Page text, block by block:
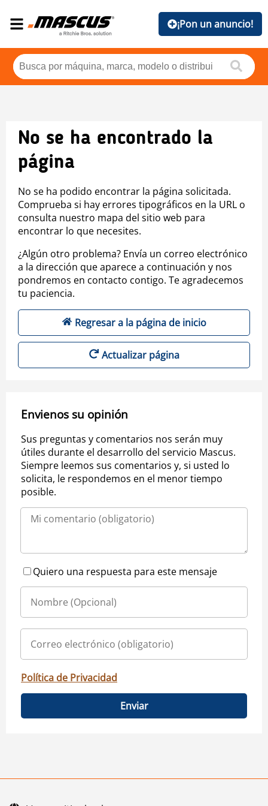
¡Pon un anuncio!
No se ha encontrado la
página
No se ha podido encontrar la página solicitada.
Comprueba si hay errores tipográficos en la URL o
consulta nuestro mapa del sitio web para
encontrar lo que necesites.
¿Algún otro problema? Envía un correo electrónico
a la dirección que aparece a continuación y nos
pondremos en contacto contigo. Te agradecemos
tu paciencia.
Regresar a la página de inicio
Actualizar página
Envienos su opinión
Sus preguntas y comentarios nos serán muy
útiles durante el desarrollo del servicio Mascus.
Siempre leemos sus comentarios y, si usted lo
solicita, le respondemos en el menor tiempo
posible.
Quiero una respuesta para este mensaje
Política de Privacidad
Enviar